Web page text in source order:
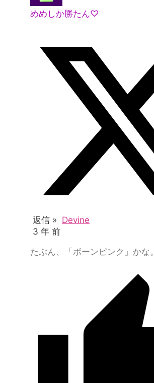
めめしか勝たん♡
返信 » Devine
3 年 前
たぶん、「ボーンピンク」かな。